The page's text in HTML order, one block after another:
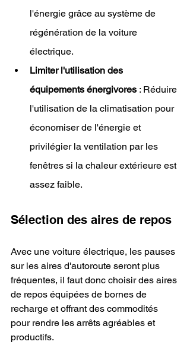
l'énergie grâce au système de
régénération de la voiture
électrique.
Limiter l'utilisation des
équipements énergivores : Réduire
l'utilisation de la climatisation pour
économiser de l'énergie et
privilégier la ventilation par les
fenêtres si la chaleur extérieure est
assez faible.
Sélection des aires de repos
Avec une voiture électrique, les pauses
sur les aires d'autoroute seront plus
fréquentes, il faut donc choisir des aires
de repos équipées de bornes de
recharge et offrant des commodités
pour rendre les arrêts agréables et
productifs.